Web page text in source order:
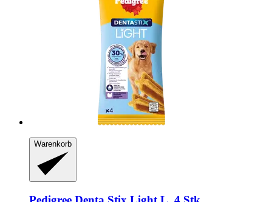
Warenkorb